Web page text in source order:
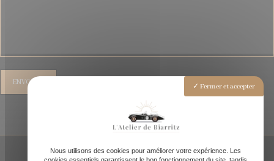
Fermer et accepter
Nous utilisons des cookies pour améliorer votre expérience. Les